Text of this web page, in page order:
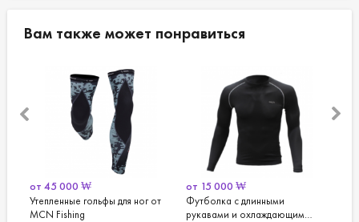
Вам также может понравиться
₩
гольфы для ног от
₩
Футболка с длинными
рукавами и охлаждающим
Deux Fishing